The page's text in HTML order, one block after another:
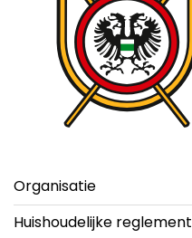
Organisatie
Huishoudelijke reglement